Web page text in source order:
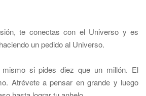
te conectas con el Universo y es
un pedido al Universo.
si pides diez que un millón. El
Atrévete a pensar en grande y luego